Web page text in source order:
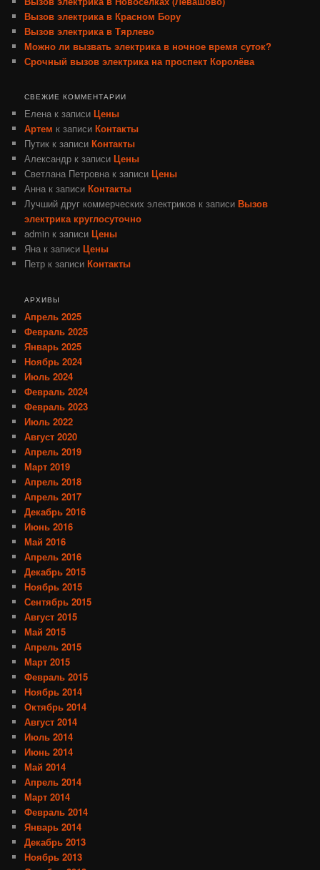
Вызов электрика в Красном Бору
Вызов электрика в Тярлево
Можно ли вызвать электрика в ночное время суток?
Срочный вызов электрика на проспект Королёва
СВЕЖИЕ КОММЕНТАРИИ
Елена к записиЦены
Артем к записиКонтакты
Путик к записиКонтакты
Александр к записиЦены
Светлана Петровна к записиЦены
Анна к записиКонтакты
Лучший друг коммерческих электриков к записиВызов
электрика круглосуточно
admin к записиЦены
Яна к записиЦены
Петр к записиКонтакты
АРХИВЫ
Апрель 2025
Февраль 2025
Январь 2025
Ноябрь 2024
Июль 2024
Февраль 2024
Февраль 2023
Июль 2022
Август 2020
Апрель 2019
Март 2019
Апрель 2018
Апрель 2017
Декабрь 2016
Июнь 2016
Май 2016
Апрель 2016
Декабрь 2015
Ноябрь 2015
Сентябрь 2015
Август 2015
Май 2015
Апрель 2015
Март 2015
Февраль 2015
Ноябрь 2014
Октябрь 2014
Август 2014
Июль 2014
Июнь 2014
Май 2014
Апрель 2014
Март 2014
Февраль 2014
Январь 2014
Декабрь 2013
Ноябрь 2013